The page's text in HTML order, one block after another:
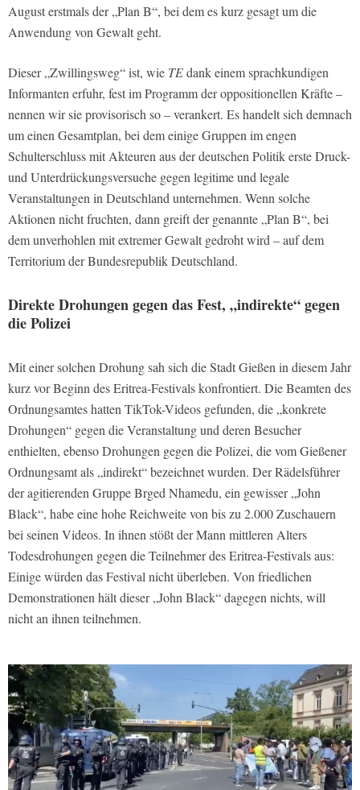
August erstmals der „Plan B“, bei dem es kurz gesagt um die
Anwendung von Gewalt geht.
Dieser „Zwillingsweg“ ist, wie TEdank einem sprachkundigen
Informanten erfuhr, fest im Programm der oppositionellen Kräfte –
nennen wir sie provisorisch so – verankert. Es handelt sich demnach
um einen Gesamtplan, bei dem einige Gruppen im engen
Schulterschluss mit Akteuren aus der deutschen Politik erste Druck-
und Unterdrückungsversuche gegen legitime und legale
Veranstaltungen in Deutschland unternehmen. Wenn solche
Aktionen nicht fruchten, dann greift der genannte „Plan B“, bei
dem unverhohlen mit extremer Gewalt gedroht wird – auf dem
Territorium der Bundesrepublik Deutschland.
Direkte Drohungen gegen das Fest, „indirekte“ gegen
die Polizei
Mit einer solchen Drohung sah sich die Stadt Gießen in diesem Jahr
kurz vor Beginn des Eritrea-Festivals konfrontiert. Die Beamten des
Ordnungsamtes hatten TikTok-Videos gefunden, die „konkrete
Drohungen“ gegen die Veranstaltung und deren Besucher
enthielten, ebenso Drohungen gegen die Polizei, die vom Gießener
Ordnungsamt als „indirekt“ bezeichnet wurden. Der Rädelsführer
der agitierenden Gruppe Brged Nhamedu, ein gewisser „John
Black“, habe eine hohe Reichweite von bis zu 2.000 Zuschauern
bei seinen Videos. In ihnen stößt der Mann mittleren Alters
Todesdrohungen gegen die Teilnehmer des Eritrea-Festivals aus:
Einige würden das Festival nicht überleben. Von friedlichen
Demonstrationen hält dieser „John Black“ dagegen nichts, will
nicht an ihnen teilnehmen.